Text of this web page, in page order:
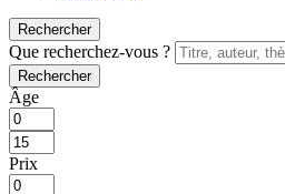
Rechercher
Que recherchez-vous ?
Rechercher
Âge
Prix